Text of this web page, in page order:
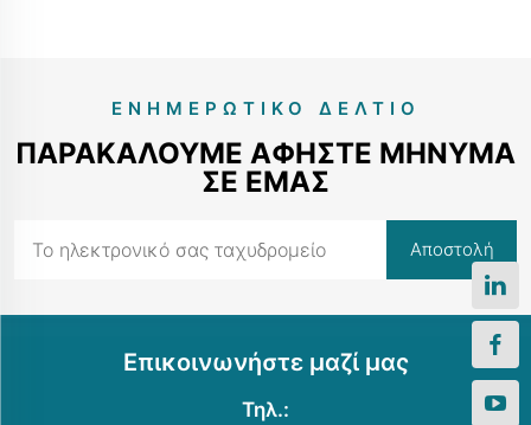
ΕΝΗΜΕΡΩΤΙΚΌ ΔΕΛΤΊΟ
ΠΑΡΑΚΑΛΟΎΜΕ ΑΦΉΣΤΕ ΜΉΝΥΜΑ
ΣΕ ΕΜΆΣ
Επικοινωνήστε μαζί μας
Τηλ.: